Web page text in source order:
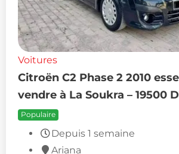
Voitures
Citroën C2 Phase 2 2010
vendre à La Soukra – 19500
Populaire
Depuis 1 semaine
Ariana